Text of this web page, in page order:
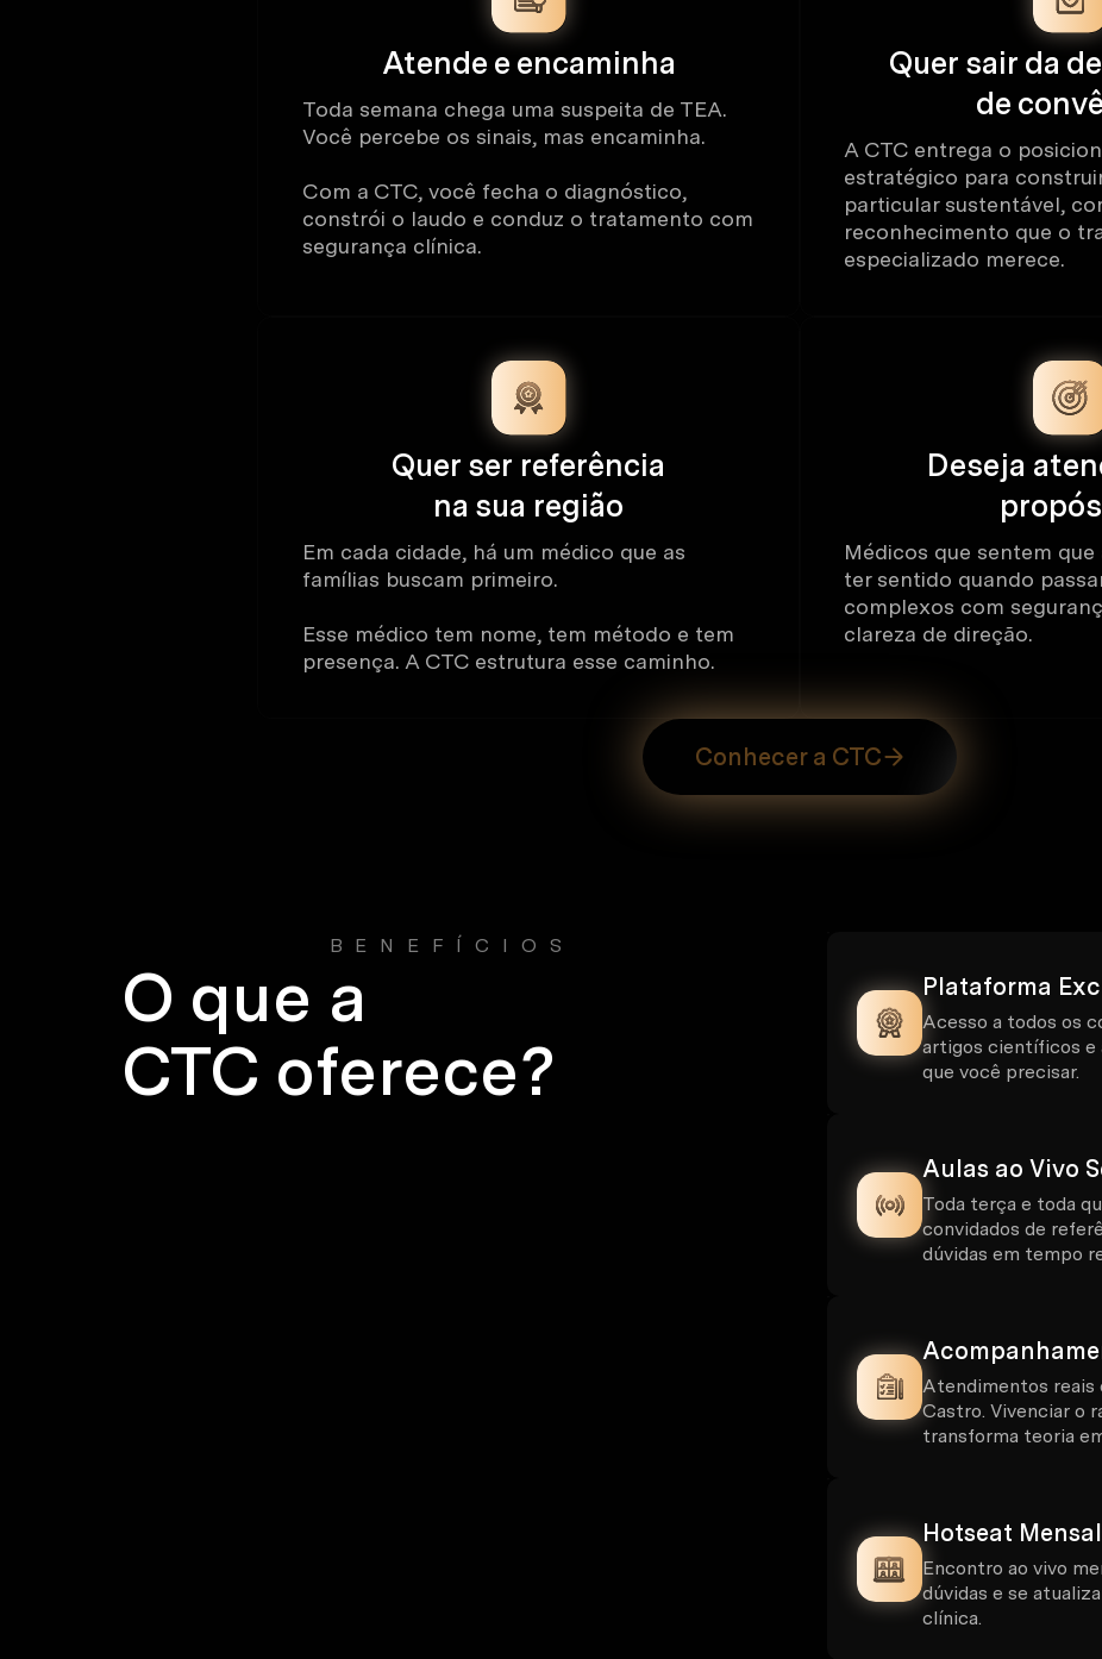
Atende e encaminha
Toda semana chega uma suspeita de TEA.
Você percebe os sinais, mas encaminha.
Com a CTC, você fecha o diagnóstico,
constrói o laudo e conduz o tratamento com
segurança clínica.
Quer sair da
de
A CTC entrega o
estratégico para
particular sustentável,
reconhecimento que o
especializado merece.
Quer ser referência
na sua região
Em cada cidade, há um médico que as
famílias buscam primeiro.
Esse médico tem nome, tem método e tem
presença. A CTC estrutura esse caminho.
Deseja
Médicos que sentem
ter sentido quando
complexos com
clareza de direção.
Conhecer a CTC
BENEFÍCIOS
O que a
CTC oferece?
Plataforma
Acesso a todos os
artigos científicos e
que você precisar.
Aulas ao Vivo
Toda terça e toda
convidados de
dúvidas em tempo
Atendimentos reais
Castro. Vivenciar o
transforma teoria
Hotseat Mensal
Encontro ao vivo
dúvidas e se
clínica.